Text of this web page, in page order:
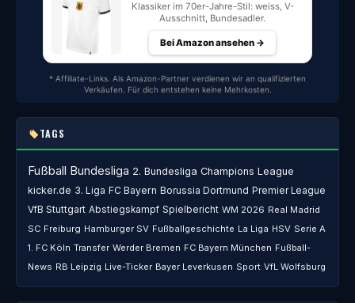
Klassiker im 70er-Jahre-Stil: weiss, V-
Ausschnitt, Bundesadler.
Bei Amazon ansehen →
* Affiliate-Links. Als Amazon-Partner verdienen wir an qualifizierten
Verkäufen. Für dich entstehen keine Mehrkosten.
TAGS
Fußball Bundesliga 2. Bundesliga Champions League
kicker.de 3. Liga FC Bayern Borussia Dortmund Premier League
VfB Stuttgart Abstiegskampf Spielbericht WM 2026 Real Madrid
SC Freiburg Hamburger SV Fußballgeschichte La Liga HSV Serie A
1. FC Köln Transfer Werder Bremen FC Bayern München Fußball-
News RB Leipzig Live-Ticker Bayer Leverkusen Sport VfL Wolfsburg